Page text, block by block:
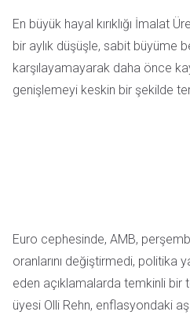
En büyük hayal kırıklığı İmalat
bir aylık düşüşle, sabit büyüme
karşılayamayarak daha önce
genişlemeyi keskin bir şekilde
Euro cephesinde, AMB,
oranlarını değiştirmedi, politika
eden açıklamalarda temkinli bir
üyesi Olli Rehn, enflasyondaki